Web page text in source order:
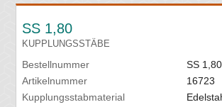
SS 1,80
KUPPLUNGSSTÄBE
Bestellnummer
SS 1,80
Artikelnummer
16723
Kupplungsstabmaterial